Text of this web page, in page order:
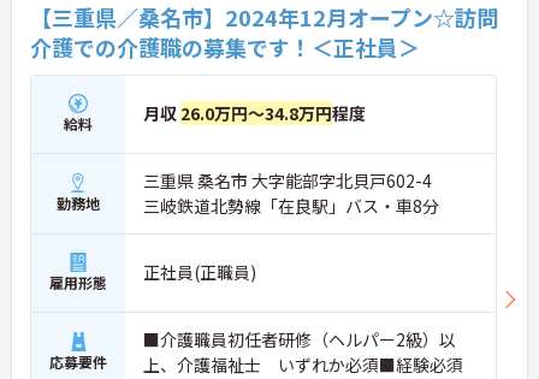
【三重県／桑名市】2024年12月オープン☆訪問
介護での介護職の募集です！＜正社員＞
給料 月収 26.0万円～34.8万円程度
勤務地
三重県 桑名市 大字能部字北貝戸602-4
三岐鉄道北勢線「在良駅」バス・車8分
雇用形態 正社員(正職員)
応募要件
■介護職員初任者研修（ヘルパー2級）以
上、介護福祉士 いずれか必須■経験必須